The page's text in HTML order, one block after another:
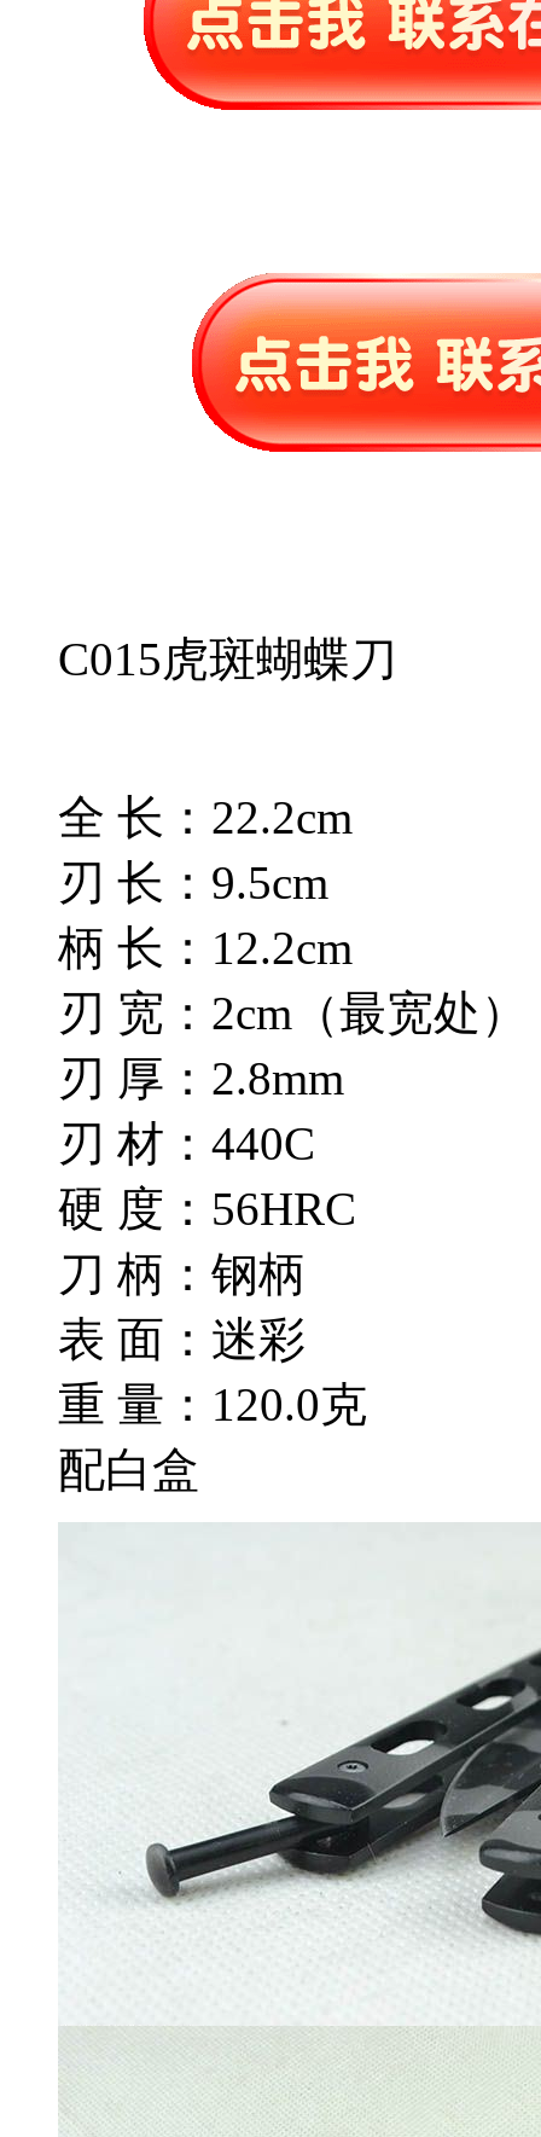
C015虎斑蝴蝶刀
全 长：22.2cm
刃 长：9.5cm
柄 长：12.2cm
刃 宽：2cm（最宽处）
刃 厚：2.8mm
刃 材：440C
硬 度：56HRC
刀 柄：钢柄
表 面：迷彩
重 量：120.0克
配白盒